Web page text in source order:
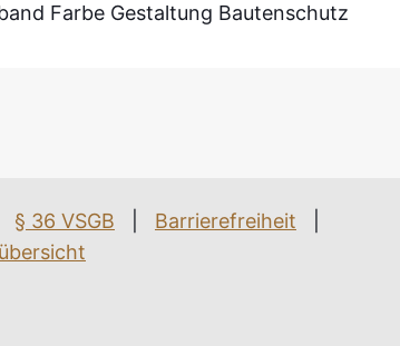
Farbe Gestaltung Bautenschutz
§ 36 VSGB Barrierefreiheit